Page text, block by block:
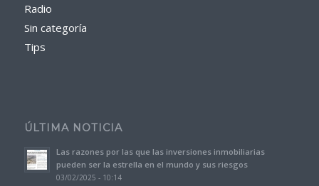
Radio
Sin categoría
Tips
ÚLTIMA NOTICIA
Las razones por las que las inversiones inmobiliarias
pueden ser la estrella en el mundo y sus riesgos
03/02/2025 - 10:14